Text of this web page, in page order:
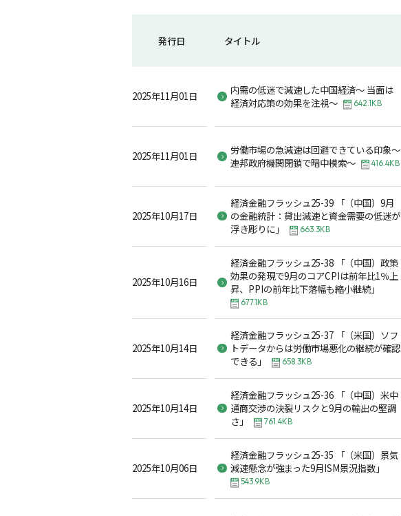
発行日 タイトル
2025年11月01日
内需の低迷で減速した中国経済～ 当面は
経済対応策の効果を注視～
642.1KB
2025年11月01日
労働市場の急減速は回避できている印象～
連邦政府機関閉鎖で暗中模索～
416.4KB
2025年10月17日
経済金融フラッシュ25-39 「（中国）9月
の金融統計：貸出減速と資金需要の低迷が
浮き彫りに」
663.3KB
2025年10月16日
経済金融フラッシュ25-38 「（中国）政策
効果の発現で9月のコアCPIは前年比1％上
昇、PPIの前年比下落幅も縮小継続」
677.1KB
2025年10月14日
経済金融フラッシュ25-37 「（米国）ソフ
トデータからは労働市場悪化の継続が確認
できる」
658.3KB
2025年10月14日
経済金融フラッシュ25-36 「（中国）米中
通商交渉の決裂リスクと9月の輸出の堅調
さ」
761.4KB
2025年10月06日
経済金融フラッシュ25-35 「（米国）景気
減速懸念が強まった9月ISM景況指数」
543.9KB